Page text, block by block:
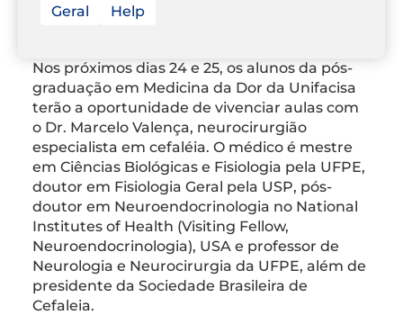
Geral Help
Nos próximos dias 24 e 25, os alunos da pós-
graduação em Medicina da Dor da Unifacisa
terão a oportunidade de vivenciar aulas com
o Dr. Marcelo Valença, neurocirurgião
especialista em cefaléia. O médico é mestre
em Ciências Biológicas e Fisiologia pela UFPE,
doutor em Fisiologia Geral pela USP, pós-
doutor em Neuroendocrinologia no National
Institutes of Health (Visiting Fellow,
Neuroendocrinologia), USA e professor de
Neurologia e Neurocirurgia da UFPE, além de
presidente da Sociedade Brasileira de
Cefaleia.